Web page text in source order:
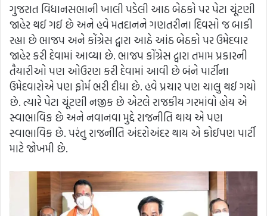
ગુજરાત વિધાનસભાની ખાલી પડેલી આઠ બેઠકો પર પેટા ચૂંટણી
જાહેર થઈ ગઈ છે અને હવે મતદાનને ગણતરીના દિવસો જ બાકી
રહ્યા છે ભાજપ અને કોંગ્રેસ દ્વારા આઠે આંઠ બેઠકો પર ઉમેદવાર
જાહેર કરી દેવામાં આવ્યા છે. ભાજપ કોંગ્રેસ દ્વારા તમામ પ્રકારની
તૈયારીઓ પણ ઓઉરણ કરી દેવામાં આવી છે બંને પાર્ટીના
ઉમેદવારોએ પણ ફોર્મ ભરી દીધા છે. હવે પ્રચાર પણ ચાલુ થઈ ગયો
છે. ત્યારે પેટા ચૂંટણી નજીક છે એટલે રાજકીય ગરમાંવો હોય એ
સ્વાભાવિક છે અને નવાનવા મુદ્દે રાજનીતિ થાય એ પણ
સ્વાભાવિક છે. પરંતુ રાજનીતિ અંદરોઅંદર થાય એ કોઈપણ પાર્ટી
માટે જોખમી છે.